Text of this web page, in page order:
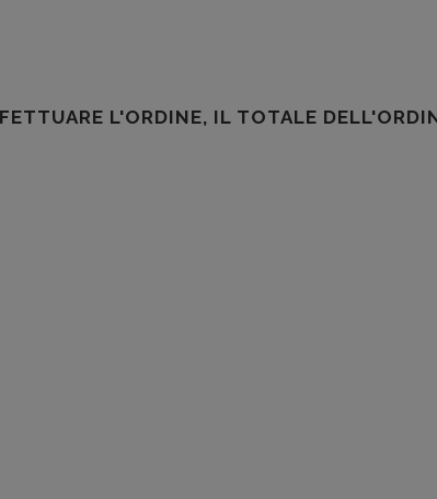
L'ORDINE, IL TOTALE